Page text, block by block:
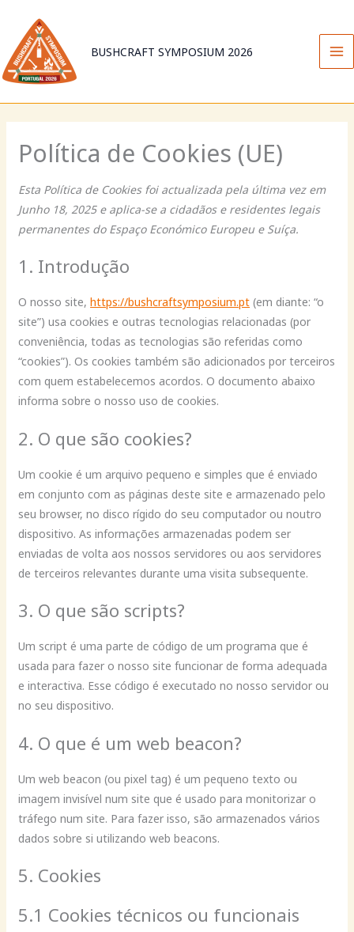
content
BUSHCRAFT SYMPOSIUM 2026
Política de Cookies (UE)
Esta Política de Cookies foi actualizada pela última vez em
Junho 18, 2025 e aplica-se a cidadãos e residentes legais
permanentes do Espaço Económico Europeu e Suíça.
1. Introdução
O nosso site,https://bushcraftsymposium.pt (em diante: “o
site”) usa cookies e outras tecnologias relacionadas (por
conveniência, todas as tecnologias são referidas como
“cookies”). Os cookies também são adicionados por terceiros
com quem estabelecemos acordos. O documento abaixo
informa sobre o nosso uso de cookies.
2. O que são cookies?
Um cookie é um arquivo pequeno e simples que é enviado
em conjunto com as páginas deste site e armazenado pelo
seu browser, no disco rígido do seu computador ou noutro
dispositivo. As informações armazenadas podem ser
enviadas de volta aos nossos servidores ou aos servidores
de terceiros relevantes durante uma visita subsequente.
3. O que são scripts?
Um script é uma parte de código de um programa que é
usada para fazer o nosso site funcionar de forma adequada
e interactiva. Esse código é executado no nosso servidor ou
no seu dispositivo.
4. O que é um web beacon?
Um web beacon (ou pixel tag) é um pequeno texto ou
imagem invisível num site que é usado para monitorizar o
tráfego num site. Para fazer isso, são armazenados vários
dados sobre si utilizando web beacons.
5. Cookies
5.1 Cookies técnicos ou funcionais